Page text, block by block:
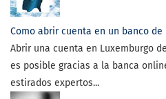
Como abrir cuenta en un banco de
Abrir una cuenta en Luxemburgo
es posible gracias a la banca
estirados expertos...